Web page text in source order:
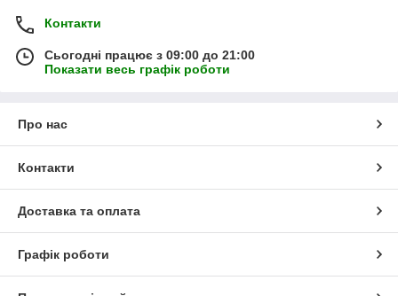
Контакти
Сьогодні працює з 09:00 до 21:00
Показати весь графік роботи
Про нас
Контакти
Доставка та оплата
Графік роботи